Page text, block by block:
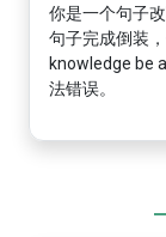
你是一个句子
句子完成倒装
knowledge be
法错误。